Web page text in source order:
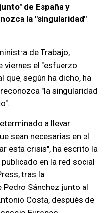
de España y
la "singularidad"
de Trabajo,
viernes el "esfuerzo
que, según ha dicho, ha
"la singularidad
a llevar
sean necesarias en el
esta crisis", ha escrito la
en la red social
tras la
Sánchez junto al
Costa, después de